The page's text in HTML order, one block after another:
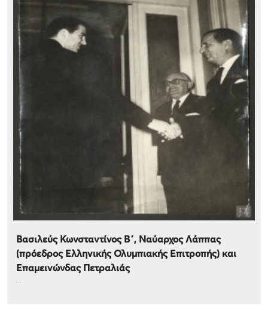
Βασιλεύς Κωνσταντίνος Β΄, Ναύαρχος Λάππας
(πρόεδρος Ελληνικής Ολυμπιακής Επιτροπής) και
Επαμεινώνδας Πετραλιάς
...